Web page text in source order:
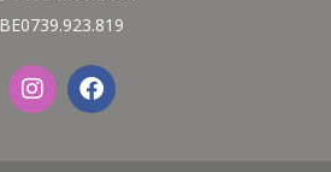
BE0739.923.819
I
n
s
F
a
c